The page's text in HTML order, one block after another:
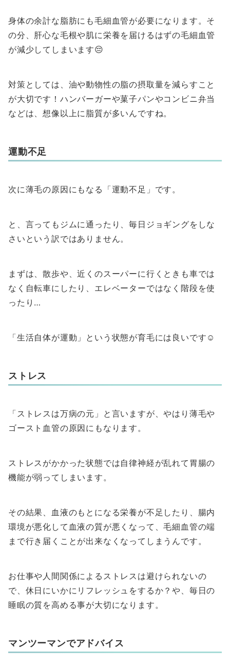
身体の余計な脂肪にも毛細血管が必要になります。そ
の分、肝心な毛根や肌に栄養を届けるはずの毛細血管
が減少してしまいます😔
対策としては、油や動物性の脂の摂取量を減らすこと
が大切です！ハンバーガーや菓子パンやコンビニ弁当
などは、想像以上に脂質が多いんですね。
運動不足
次に薄毛の原因にもなる「運動不足」です。
と、言ってもジムに通ったり、毎日ジョギングをしな
さいという訳ではありません。
まずは、散歩や、近くのスーパーに行くときも車では
なく自転車にしたり、エレベーターではなく階段を使
ったり…
「生活自体が運動」という状態が育毛には良いです☺️
ストレス
「ストレスは万病の元」と言いますが、やはり薄毛や
ゴースト血管の原因にもなります。
ストレスがかかった状態では自律神経が乱れて胃腸の
機能が弱ってしまいます。
その結果、血液のもとになる栄養が不足したり、腸内
環境が悪化して血液の質が悪くなって、毛細血管の端
まで行き届くことが出来なくなってしまうんです。
お仕事や人間関係によるストレスは避けられないの
で、休日にいかにリフレッシュをするか？や、毎日の
睡眠の質を高める事が大切になります。
マンツーマンでアドバイス